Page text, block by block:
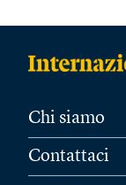
Chi siamo
Contattaci